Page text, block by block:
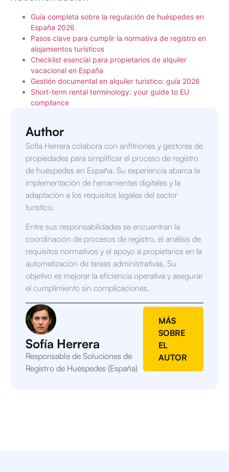
Guía completa sobre la regulación de huéspedes en
España 2026
Pasos clave para cumplir la normativa de registro en
alojamientos turísticos
Checklist esencial para propietarios de alquiler
vacacional en España
Gestión documental en alquiler turístico: guía 2026
Short-term rental terminology: your guide to EU
compliance
Author
Sofía Herrera colabora con anfitriones y gestores de
propiedades para simplificar el proceso de registro
de huéspedes en España. Su experiencia abarca la
implementación de herramientas digitales y la
adaptación a los requisitos legales del sector
turístico.
Entre sus responsabilidades se encuentran la
coordinación de procesos de registro, el análisis de
requisitos normativos y el apoyo a propietarios en la
automatización de tareas administrativas. Su
objetivo es mejorar la eficiencia operativa y asegurar
el cumplimiento sin complicaciones.
Sofía Herrera
Responsable de Soluciones de
Registro de Huéspedes (España)
MÁS
SOBRE
EL
AUTOR